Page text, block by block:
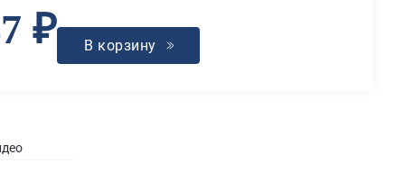
₽ В корзину